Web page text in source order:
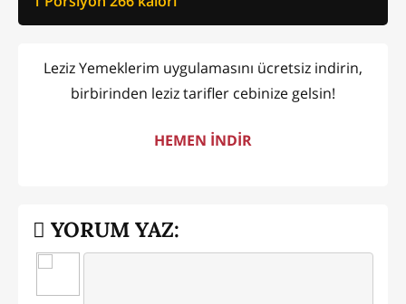
Leziz Yemeklerim uygulamasını ücretsiz indirin,
birbirinden leziz tarifler cebinize gelsin!
HEMEN İNDİR
YORUM YAZ: